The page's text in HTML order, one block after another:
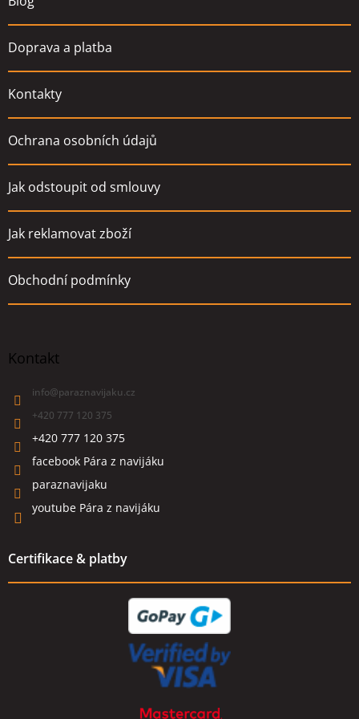
Doprava a platba
Kontakty
Ochrana osobních údajů
Jak odstoupit od smlouvy
Jak reklamovat zboží
Obchodní podmínky
Kontakt
info@paraznavijaku.cz
+420 777 120 375
+420 777 120 375
facebook Pára z navijáku
paraznavijaku
youtube Pára z navijáku
Certifikace & platby